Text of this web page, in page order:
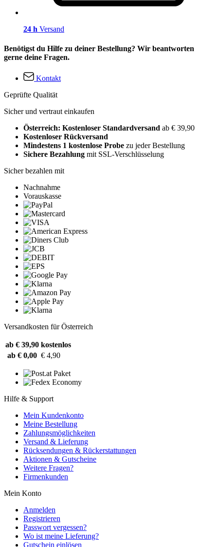
24 h Versand
Benötigst du Hilfe zu deiner Bestellung? Wir beantworten
gerne deine Fragen.
Kontakt
Geprüfte Qualität
Sicher und vertraut einkaufen
Österreich: Kostenloser Standardversand ab € 39,90
Kostenloser Rückversand
Mindestens 1 kostenlose Probe zu jeder Bestellung
Sichere Bezahlung mit SSL-Verschlüsselung
Sicher bezahlen mit
Nachnahme
Vorauskasse
Versandkosten für Österreich
ab € 39,90 kostenlos
ab € 0,00 € 4,90
Hilfe & Support
Mein Kundenkonto
Meine Bestellung
Zahlungsmöglichkeiten
Versand & Lieferung
Rücksendungen & Rückerstattungen
Aktionen & Gutscheine
Weitere Fragen?
Firmenkunden
Mein Konto
Anmelden
Registrieren
Passwort vergessen?
Wo ist meine Lieferung?
Gutschein einlösen